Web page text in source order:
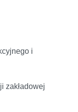
i
zakładowej